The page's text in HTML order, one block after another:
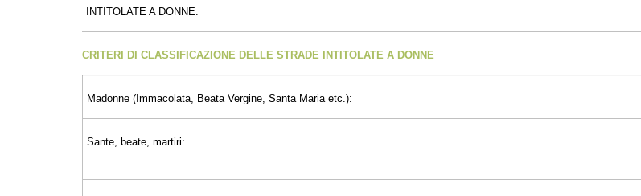
INTITOLATE A DONNE:
CRITERI DI CLASSIFICAZIONE DELLE STRADE INTITOLATE A DONNE
Madonne (Immacolata, Beata Vergine, Santa Maria etc.):
Sante, beate, martiri: